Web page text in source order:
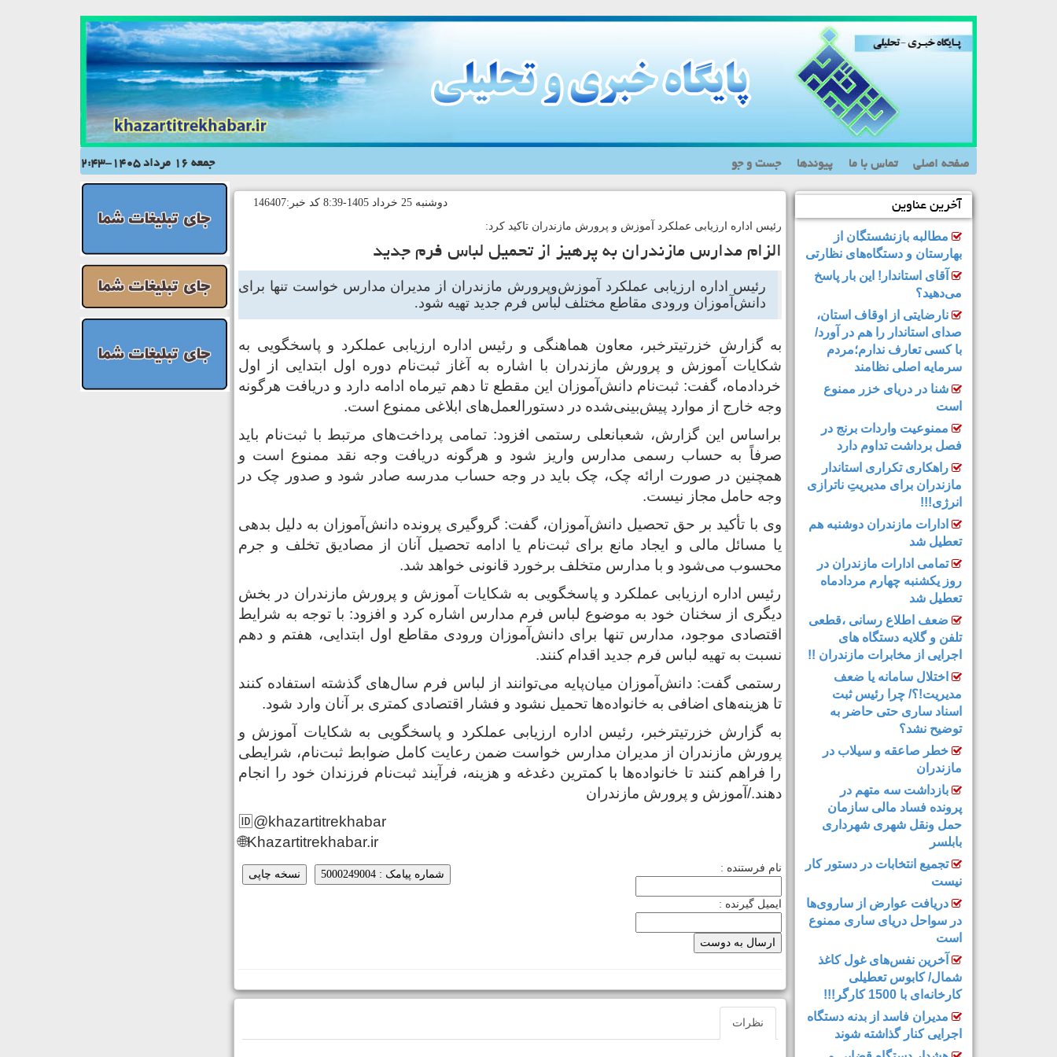
جمعه 16 مرداد 1405-2:43 صفحه اصلی تماس با ما پیوندها جست و جو
آخرین عناوین
مطالبه بازنشستگان از
بهارستان و دستگاه‌های نظارتی
آقای استاندار! این بار پاسخ
می‌دهید؟
نارضایتی از اوقاف استان،
صدای استاندار را هم در آورد/
با کسی تعارف ندارم؛مردم
سرمایه اصلی نظامند
شنا در دریای خزر ممنوع
است
ممنوعیت واردات برنج در
فصل برداشت تداوم دارد
راهکاری تکراری استاندار
مازندران برای مدیریتِ ناترازی
انرژی!!!
ادارات مازندران دوشنبه هم
تعطیل شد
تمامی ادارات مازندران در
روز یکشنبه چهارم مردادماه
تعطیل شد
ضعف اطلاع رسانی ،قطعی
تلفن و گلایه دستگاه های
اجرایی از مخابرات مازندران !!
اختلال سامانه یا ضعف
مدیریت!؟/ چرا رئیس ثبت
اسناد ساری حتی حاضر به
توضیح نشد؟
خطر صاعقه و سیلاب در
مازندران
بازداشت سه متهم در
پرونده فساد مالی سازمان
حمل‌ ونقل شهری شهرداری
بابلسر
تجمیع انتخابات در دستور کار
نیست
دریافت عوارض از ساروی‌ها
در سواحل دریای ساری ممنوع
است
آخرین نفس‌های غول کاغذ
شمال‌/ ‌کابوس تعطیلی
کارخانه‌ای با 1500 کارگر!!!
مدیران فاسد از بدنه دستگاه
اجرایی کنار گذاشته شوند
دوشنبه 25 خرداد 1405-8:39 کد خبر:146407
رئیس اداره ارزیابی عملکرد آموزش‌ و پرورش مازندران تاکید کرد:
الزام مدارس مازندران به پرهیز از تحمیل لباس فرم جدید
رئیس اداره ارزیابی عملکرد آموزش‌وپرورش مازندران از مدیران مدارس خواست تنها برای
دانش‌آموزان ورودی مقاطع مختلف لباس فرم جدید تهیه شود.
به گزارش خزرتیترخبر، معاون هماهنگی و رئیس اداره ارزیابی عملکرد و پاسخگویی به
شکایات آموزش و پرورش مازندران با اشاره به آغاز ثبت‌نام دوره اول ابتدایی از اول
خردادماه، گفت: ثبت‌نام دانش‌آموزان این مقطع تا دهم تیرماه ادامه دارد و دریافت هرگونه
وجه خارج از موارد پیش‌بینی‌شده در دستورالعمل‌های ابلاغی ممنوع است.
براساس این گزارش، شعبانعلی رستمی افزود: تمامی پرداخت‌های مرتبط با ثبت‌نام باید
صرفاً به حساب رسمی مدارس واریز شود و هرگونه دریافت وجه نقد ممنوع است و
همچنین در صورت ارائه چک، چک باید در وجه حساب مدرسه صادر شود و صدور چک در
وجه حامل مجاز نیست.
وی با تأکید بر حق تحصیل دانش‌آموزان، گفت: گروگیری پرونده دانش‌آموزان به دلیل بدهی
یا مسائل مالی و ایجاد مانع برای ثبت‌نام یا ادامه تحصیل آنان از مصادیق تخلف و جرم
محسوب می‌شود و با مدارس متخلف برخورد قانونی خواهد شد.
رئیس اداره ارزیابی عملکرد و پاسخگویی به شکایات آموزش و پرورش مازندران در بخش
دیگری از سخنان خود به موضوع لباس فرم مدارس اشاره کرد و افزود: با توجه به شرایط
اقتصادی موجود، مدارس تنها برای دانش‌آموزان ورودی مقاطع اول ابتدایی، هفتم و دهم
نسبت به تهیه لباس فرم جدید اقدام کنند.
رستمی گفت: دانش‌آموزان میان‌پایه می‌توانند از لباس فرم سال‌های گذشته استفاده کنند
تا هزینه‌های اضافی به خانواده‌ها تحمیل نشود و فشار اقتصادی کمتری بر آنان وارد شود.
به گزارش خزرتیترخبر، رئیس اداره ارزیابی عملکرد و پاسخگویی به شکایات آموزش و
پرورش مازندران از مدیران مدارس خواست ضمن رعایت کامل ضوابط ثبت‌نام، شرایطی
را فراهم کنند تا خانواده‌ها با کمترین دغدغه و هزینه، فرآیند ثبت‌نام فرزندان خود را انجام
دهند./آموزش و پرورش مازندران
🆔@khazartitrekhabar
🌐Khazartitrekhabar.ir
نسخه چاپی شماره پیامک : 5000249004
نام فرستنده :
ایمیل گیرنده :
نظرات